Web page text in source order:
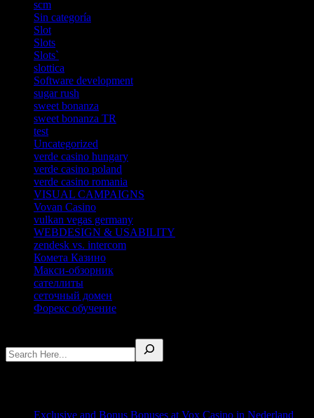
scm
Sin categoría
Slot
Slots
Slots`
slottica
Software development
sugar rush
sweet bonanza
sweet bonanza TR
test
Uncategorized
verde casino hungary
verde casino poland
verde casino romania
VISUAL CAMPAIGNS
Vovan Casino
vulkan vegas germany
WEBDESIGN & USABILITY
zendesk vs. intercom
Комета Казино
Макси-обзорник
сателлиты
сеточный домен
Форекс обучение
Exclusive and Bonus Bonuses at Vox Casino in Nederland